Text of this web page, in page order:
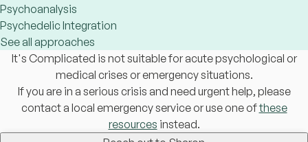
Psychoanalysis
Psychedelic Integration
See all approaches
It's Complicated is not suitable for acute psychological or
medical crises or emergency situations.
If you are in a serious crisis and need urgent help, please
contact a local emergency service or use one ofthese
resources instead.